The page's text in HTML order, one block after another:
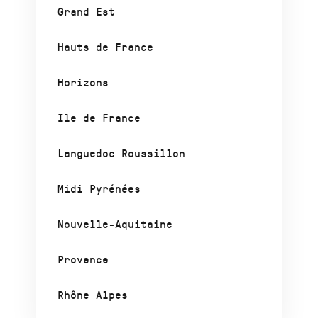
Grand Est
Hauts de France
Horizons
Ile de France
Languedoc Roussillon
Midi Pyrénées
Nouvelle-Aquitaine
Provence
Rhône Alpes